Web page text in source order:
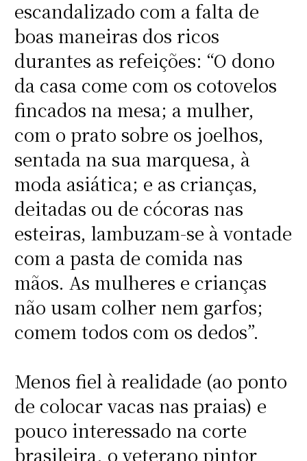
escandalizado com a falta de
boas maneiras dos ricos
durantes as refeições: “O dono
da casa come com os cotovelos
fincados na mesa; a mulher,
com o prato sobre os joelhos,
sentada na sua marquesa, à
moda asiática; e as crianças,
deitadas ou de cócoras nas
esteiras, lambuzam-se à vontade
com a pasta de comida nas
mãos. As mulheres e crianças
não usam colher nem garfos;
comem todos com os dedos”.
Menos fiel à realidade (ao ponto
de colocar vacas nas praias) e
pouco interessado na corte
brasileira, o veterano pintor